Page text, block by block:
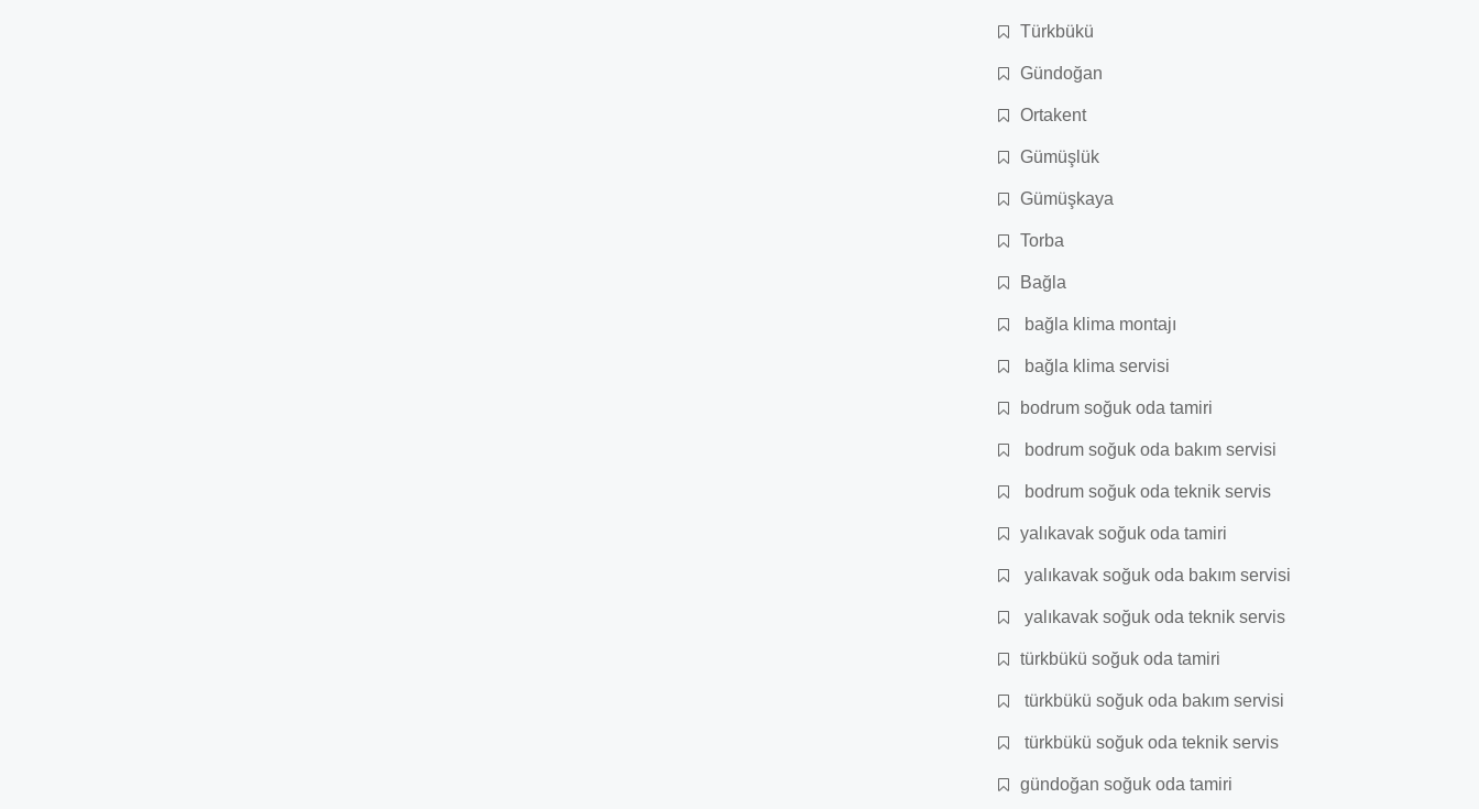
Türkbükü
Gündoğan
Ortakent
Gümüşlük
Gümüşkaya
Torba
Bağla
bağla klima montajı
bağla klima servisi
bodrum soğuk oda tamiri
bodrum soğuk oda bakım servisi
bodrum soğuk oda teknik servis
yalıkavak soğuk oda tamiri
yalıkavak soğuk oda bakım servisi
yalıkavak soğuk oda teknik servis
türkbükü soğuk oda tamiri
türkbükü soğuk oda bakım servisi
türkbükü soğuk oda teknik servis
gündoğan soğuk oda tamiri